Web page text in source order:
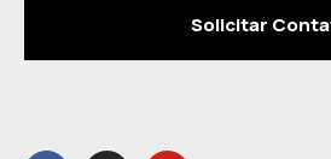
Solicitar